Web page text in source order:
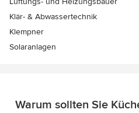
Klär- & Abwassertechnik
Klempner
Solaranlagen
Warum sollten Sie